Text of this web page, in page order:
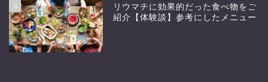
6
リウマチに効果的だった食べ物をご
紹介【体験談】参考にしたメニュー